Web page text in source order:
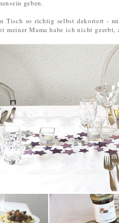
geben.
Tisch so richtig selbst dekoriert -
meiner Mama habe ich nicht geerbt,